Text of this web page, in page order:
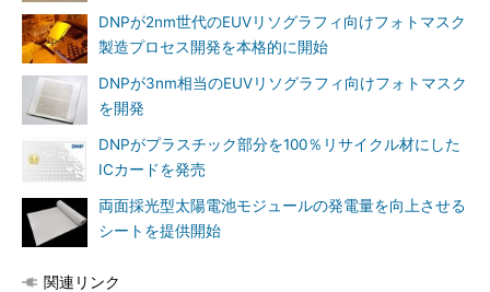
DNPが2nm世代のEUVリソグラフィ向けフォトマスク
製造プロセス開発を本格的に開始
DNPが3nm相当のEUVリソグラフィ向けフォトマスク
を開発
DNPがプラスチック部分を100％リサイクル材にした
ICカードを発売
両面採光型太陽電池モジュールの発電量を向上させる
シートを提供開始
関連リンク